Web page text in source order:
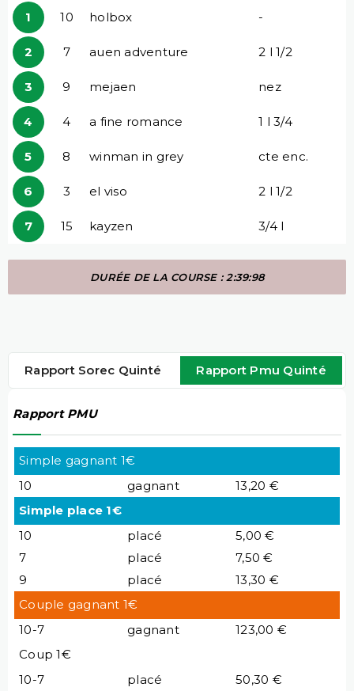
1 10 holbox -
2 7 auen adventure 2 l 1/2
3 9 mejaen nez
4 4 a fine romance 1 l 3/4
5 8 winman in grey cte enc.
6 3 el viso 2 l 1/2
7 15 kayzen 3/4 l
DURÉE DE LA COURSE : 2:39:98
Rapport Sorec Quinté Rapport Pmu Quinté
Rapport PMU
Simple gagnant 1€
10
gagnant
13,20 €
Simple place 1€
10
placé
5,00 €
7
placé
7,50 €
9
placé
13,30 €
Couple gagnant 1€
10-7
gagnant
123,00 €
Coup 1€
10-7
placé 50,30 €